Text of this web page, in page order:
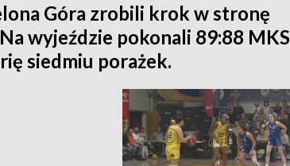
Góra zrobili krok w stronę
wyjeździe pokonali 89:88 MKS
siedmiu porażek.